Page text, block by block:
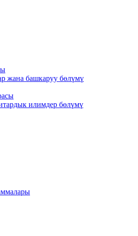
жана башкаруу бөлүмү
илимдер бөлүмү